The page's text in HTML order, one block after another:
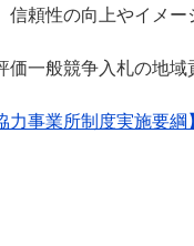
頼性の向上やイメー
一般競争入札の地域
力事業所制度実施要綱